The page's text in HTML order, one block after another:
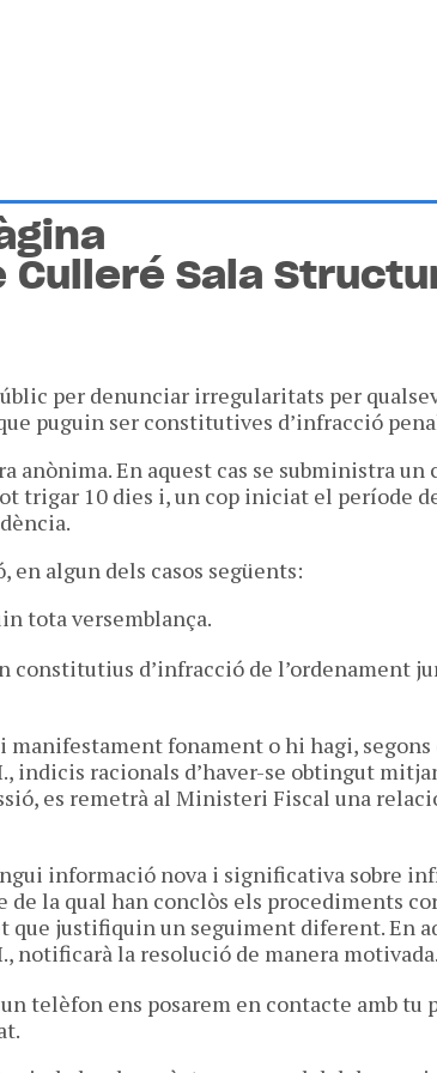
Culleré Sala
per denunciar irregularitats per
puguin ser constitutives d’infracció
anònima. En aquest cas se subministra
trigar 10 dies i, un cop iniciat el període
algun dels casos següents:
tota versemblança.
constitutius d’infracció de l’ordenament
fonament o hi hagi,
indicis racionals d’haver-se obtingut
es remetrà al Ministeri Fiscal una
informació nova i significativa sobre
la qual han conclòs els procediments
que justifiquin un seguiment diferent. En
notificarà la resolució de manera motivada.
telèfon ens posarem en contacte amb tu